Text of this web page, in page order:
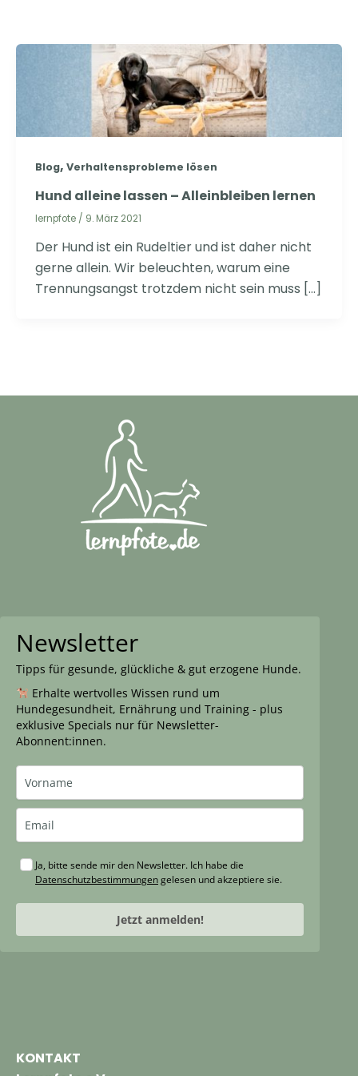
Blog, Verhaltensprobleme lösen
Hund alleine lassen – Alleinbleiben lernen
lernpfote / 9. März 2021
Der Hund ist ein Rudeltier und ist daher nicht
gerne allein. Wir beleuchten, warum eine
Trennungsangst trotzdem nicht sein muss […]
Newsletter
Tipps für gesunde, glückliche & gut erzogene Hunde.
Erhalte wertvolles Wissen rund um
Hundegesundheit, Ernährung und Training - plus
exklusive Specials nur für Newsletter-
Abonnent:innen.
Ja, bitte sende mir den Newsletter. Ich habe die
Datenschutzbestimmungengelesen und akzeptiere sie.
Jetzt anmelden!
KONTAKT